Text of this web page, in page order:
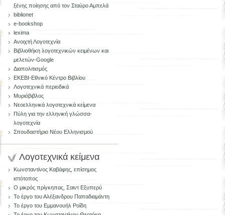
ξένης ποίησης από τον Σταύρο Αμπελά
biblionet
e-bookshop
lexima
Ανοιχτή Λογοτεχνία
Βιβλιοθήκη λογοτεχνικών κειμένων και
μελετών-Google
Διαπολιτισμός
ΕΚΕΒΙ-Εθνικό Κέντρο Βιβλίου
Λογοτεχνικά περιοδικά
Μυριόβιβλος
Νεοελληνικά λογοτεχνικά κείμενα
Πύλη για την ελληνική γλώσσα-
λογοτεχνία
Σπουδαστήριο Νέου Ελληνισμού
Λογοτεχνικά κείμενα
Κωνσταντίνος Καβάφης, επίσημος
ιστότοπος
Ο μικρός πρίγκηπας, Σαιντ Εξυπερύ
Το έργο του Αλέξανδρου Παπαδιαμάντη
Το έργο του Εμμανουήλ Ροΐδη